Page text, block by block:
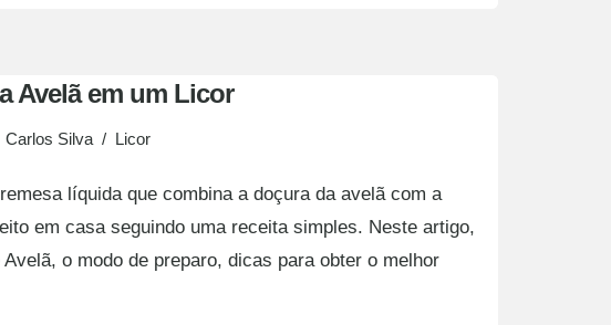
Avelã em um Licor
Carlos Silva Licor
líquida que combina a doçura da avelã com a
em casa seguindo uma receita simples. Neste artigo,
o modo de preparo, dicas para obter o melhor